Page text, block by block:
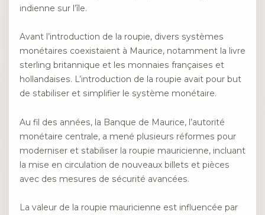
indienne sur l’île.
Avant l’introduction de la roupie, divers systèmes
monétaires coexistaient à Maurice, notamment la livre
sterling britannique et les monnaies françaises et
hollandaises. L’introduction de la roupie avait pour but
de stabiliser et simplifier le système monétaire.
Au fil des années, la Banque de Maurice, l’autorité
monétaire centrale, a mené plusieurs réformes pour
moderniser et stabiliser la roupie mauricienne, incluant
la mise en circulation de nouveaux billets et pièces
avec des mesures de sécurité avancées.
La valeur de la roupie mauricienne est influencée par